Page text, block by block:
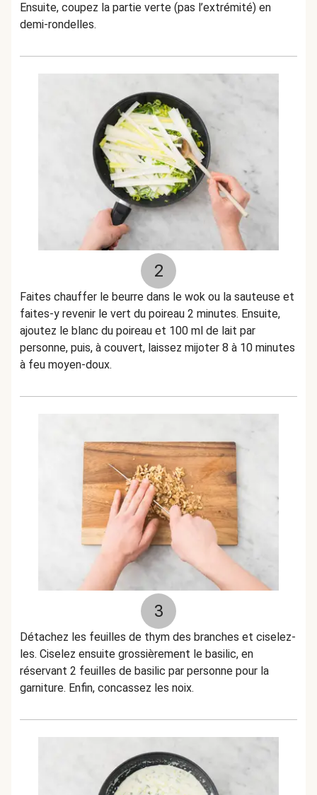
Ensuite, coupez la partie verte (pas l’extrémité) en
demi-rondelles.
2
Faites chauffer le beurre dans le wok ou la sauteuse et
faites-y revenir le vert du poireau 2 minutes. Ensuite,
ajoutez le blanc du poireau et 100 ml de lait par
personne, puis, à couvert, laissez mijoter 8 à 10 minutes
à feu moyen-doux.
3
Détachez les feuilles de thym des branches et ciselez-
les. Ciselez ensuite grossièrement le basilic, en
réservant 2 feuilles de basilic par personne pour la
garniture. Enfin, concassez les noix.